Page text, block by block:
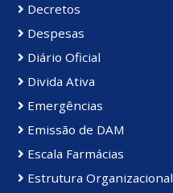
Decretos
Despesas
Diário Oficial
Divida Ativa
Emergências
Emissão de DAM
Escala Farmácias
Estrutura Organizacional